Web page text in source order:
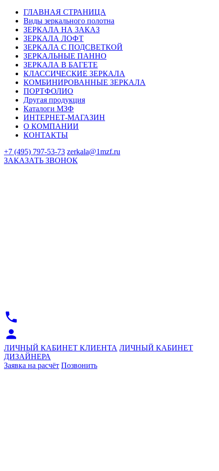
ГЛАВНАЯ СТРАНИЦА
Виды зеркального полотна
ЗЕРКАЛА НА ЗАКАЗ
ЗЕРКАЛА ЛОФТ
ЗЕРКАЛА С ПОДСВЕТКОЙ
ЗЕРКАЛЬНЫЕ ПАННО
ЗЕРКАЛА В БАГЕТЕ
КЛАССИЧЕСКИЕ ЗЕРКАЛА
КОМБИНИРОВАННЫЕ ЗЕРКАЛА
ПОРТФОЛИО
Другая продукция
Каталоги МЗФ
ИНТЕРНЕТ-МАГАЗИН
О КОМПАНИИ
КОНТАКТЫ
+7 (495) 797-53-73 zerkala@1mzf.ru
ЗАКАЗАТЬ ЗВОНОК
ЛИЧНЫЙ КАБИНЕТ КЛИЕНТА ЛИЧНЫЙ КАБИНЕТ
ДИЗАЙНЕРА
Заявка на расчёт Позвонить